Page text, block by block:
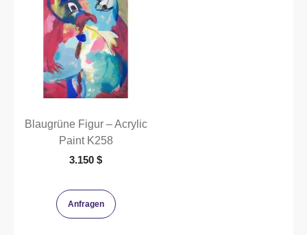
Blaugrüne Figur – Acrylic
Paint K258
3.150$
Anfragen